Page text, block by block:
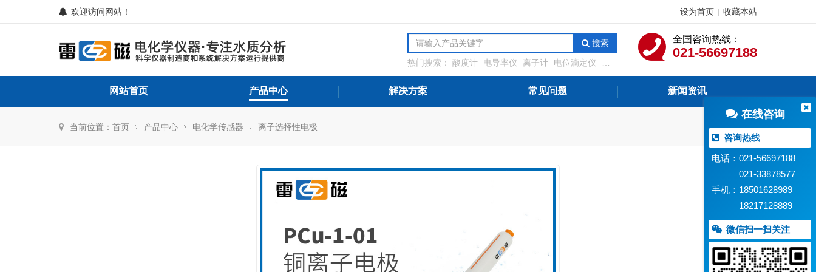
欢迎访问网站！ 设为首页 收藏本站
搜索
热门搜索： 酸度计 电导率仪 离子计 电位滴定仪
全国咨询热线：
021-56697188
网站首页 产品中心 解决方案 常见问题 新闻资讯
当前位置： 首页 产品中心 电化学传感器 离子选择性电极
在线咨询
咨询热线
电话：021-56697188
021-33878577
手机：18501628989
18217128889
微信扫一扫关注